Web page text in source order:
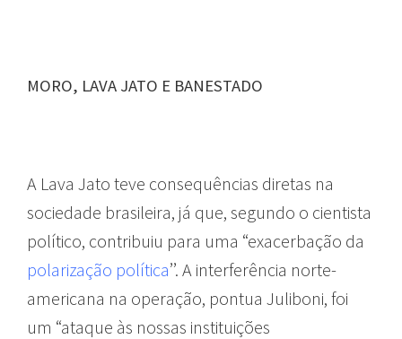
MORO, LAVA JATO E BANESTADO
A Lava Jato teve consequências diretas na
sociedade brasileira, já que, segundo o cientista
político, contribuiu para uma “exacerbação da
polarização política’’. A interferência norte-
americana na operação, pontua Juliboni, foi
um “ataque às nossas instituições